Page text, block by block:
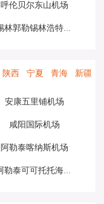
呼伦贝尔东山机场
锡林郭勒锡林浩特机场
陕西 宁夏 青海 新疆
安康五里铺机场
咸阳国际机场
阿勒泰喀纳斯机场
阿勒泰可可托托海机场